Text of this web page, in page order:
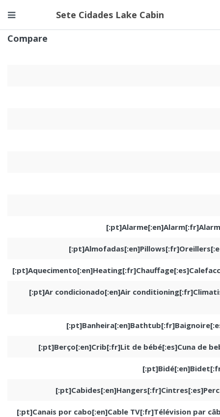
Sete Cidades Lake Cabin
Compare
[:pt]Ar condicionado[:en]Air
[:pt]Berço[:en]Crib[:fr]Lit de bébé[:es]Cuna de
[:pt]Canais por cabo[:en]Cable TV[:fr]Télévision par